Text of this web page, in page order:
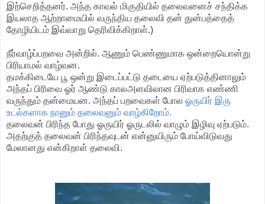
இற்செறித்தனர். அந்த காவல் மிகுதியில் தலைவனைச் சந்திக்க
இயலாத ஆற்றாமையில் வருந்திய தலைவி தன் துன்பத்தைத்
தோழியிடம் இவ்வாறு தெரிவிக்கிறாள்.)
நீர்வாழ்ப்பறவை அன்றில். ஆணும் பெண்ணுமாக ஒன்றையொன்று
பிரியாமல் வாழ்வன.
தமக்கிடையே பூ ஒன்று இடைப்பட்டு தடையை ஏற்படுத்தினாலும்
அந்தப் பிரிவை ஓர் ஆண்டு காலஅளவிலான பிரிவாக எண்ணி
வருந்தும் தன்மையன. அந்தப் பறவைகள் போல ஓருயிர் இரு
உடல்களாக நானும் தலைவனும் வாழ்கிறோம்.
தலைவன் பிரிந்த போது ஓருயிர் ஓருடலில் வாழும் இழிவு ஏற்படும்.
அதற்குத் தலைவன் பிரிந்தவுடன் என்னுயிரும் போய்விடுவது
மேலானது என்கிறாள் தலைவி.